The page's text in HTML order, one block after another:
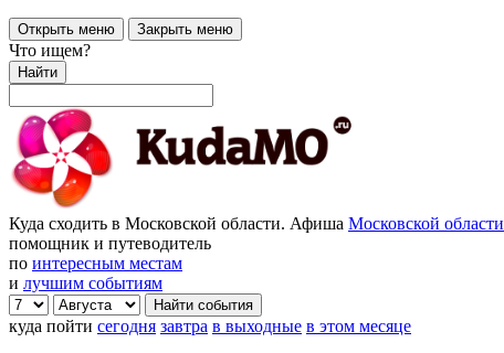
Открыть меню Закрыть меню
Что ищем?
Найти
Куда сходить в Московской области. Афиша Московской области
помощник и путеводитель
по интересным местам
и лучшим событиям
куда пойти сегодня завтра в выходные в этом месяце